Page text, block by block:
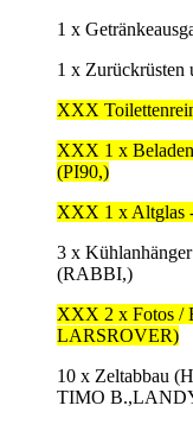
1 x
1 x Zurückrüsten
XXX
XXX 1 x
(PI90,)
XXX 1 x Altglas
3 x
(RABBI,)
XXX 2 x Fotos /
LARSROVER)
10 x Zeltabbau
TIMO